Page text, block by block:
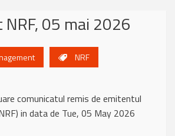
NRF, 05 mai 2026
NRF
comunicatul remis de emitentul
in data de Tue, 05 May 2026